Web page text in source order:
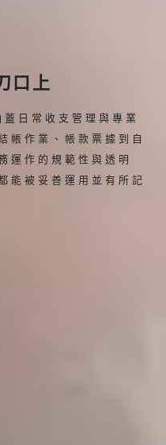
口上
日常收支管理與專業
帳作業、帳款票據到自
運作的規範性與透明
能被妥善運用並有所記